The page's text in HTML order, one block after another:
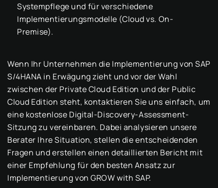
Systempflege und für verschiedene
Implementierungsmodelle (Cloud vs. On-
Premise).
Wenn Ihr Unternehmen die Implementierung von SAP
S/4HANA in Erwägung zieht und vor der Wahl
zwischen der Private Cloud Edition und der Public
Cloud Edition steht, kontaktieren Sie uns einfach, um
eine kostenlose Digital-Discovery-Assessment-
Sitzung zu vereinbaren. Dabei analysieren unsere
Berater Ihre Situation, stellen die entscheidenden
Fragen und erstellen einen detaillierten Bericht mit
einer Empfehlung für den besten Ansatz zur
Implementierung von GROW with SAP.